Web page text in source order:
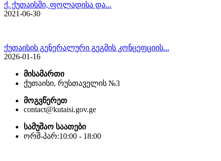
ქ. ქუთაისში, ფოლადისა და...
2021-06-30
ქუთაისის გენერალური გეგმის კონცეფციის...
2026-01-16
მისამართი
ქუთაისი, რუსთაველის №3
მოგვწერეთ
contact@kutaisi.gov.ge
სამუშაო საათები
ორშ-პარ:10:00 - 18:00